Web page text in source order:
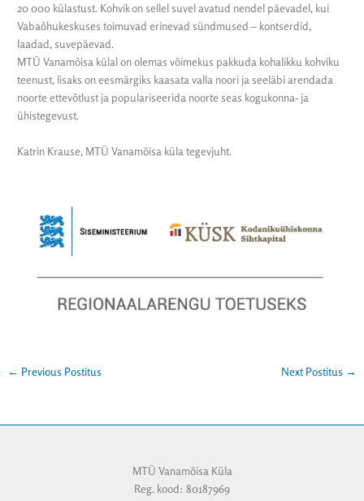
20 000 külastust. Kohvik on sellel suvel avatud nendel päevadel, kui
Vabaõhukeskuses toimuvad erinevad sündmused – kontserdid,
laadad, suvepäevad.
MTÜ Vanamõisa külal on olemas võimekus pakkuda kohalikku kohviku
teenust, lisaks on eesmärgiks kaasata valla noori ja seeläbi arendada
noorte ettevõtlust ja populariseerida noorte seas kogukonna- ja
ühistegevust.
Katrin Krause, MTÜ Vanamõisa küla tegevjuht.
← Previous Postitus Next Postitus →
MTÜ Vanamõisa Küla
Reg. kood: 80187969